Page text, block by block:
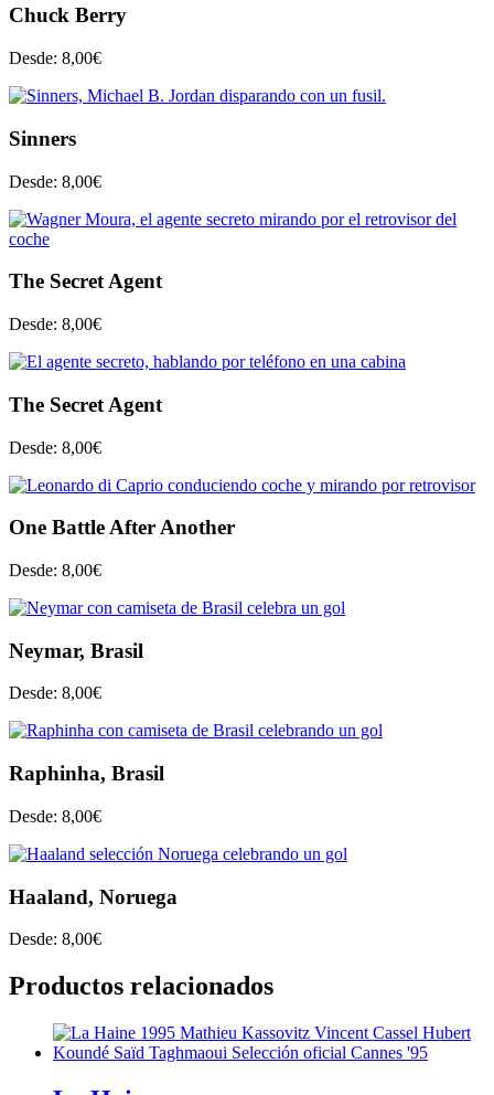
Chuck Berry
Desde: 8,00€
Sinners
Desde: 8,00€
The Secret Agent
Desde: 8,00€
The Secret Agent
Desde: 8,00€
One Battle After Another
Desde: 8,00€
Neymar, Brasil
Desde: 8,00€
Raphinha, Brasil
Desde: 8,00€
Haaland, Noruega
Desde: 8,00€
Productos relacionados